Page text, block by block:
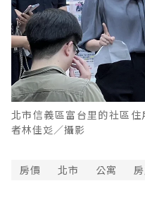
北市信義區富台里的社區
者林佳彣／攝影
房價 北市 公寓